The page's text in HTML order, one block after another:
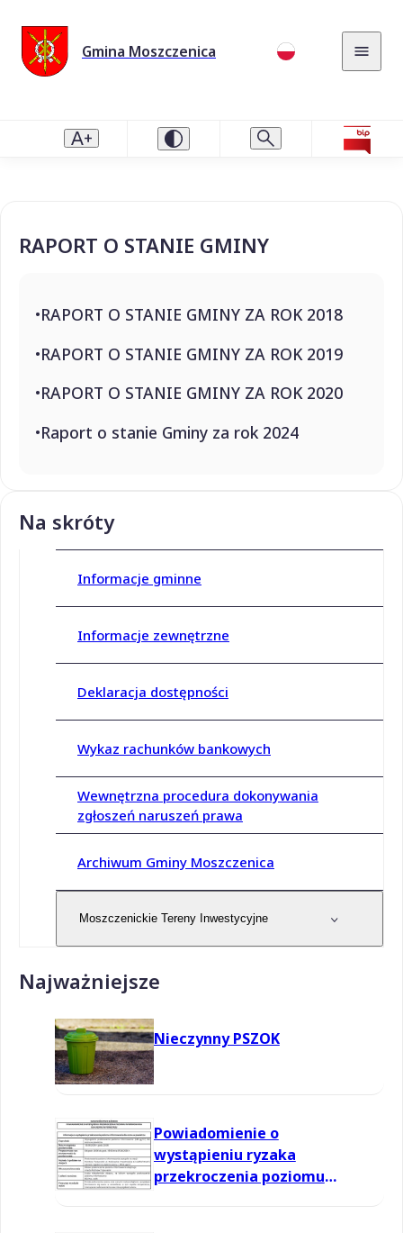
Gmina Moszczenica
RAPORT O STANIE GMINY
RAPORT O STANIE GMINY ZA ROK 2018
RAPORT O STANIE GMINY ZA ROK 2019
RAPORT O STANIE GMINY ZA ROK 2020
Raport o stanie Gminy za rok 2024
Na skróty
Informacje gminne
Informacje zewnętrzne
Deklaracja dostępności
Wykaz rachunków bankowych
Wewnętrzna procedura dokonywania
zgłoszeń naruszeń prawa
Archiwum Gminy Moszczenica
Moszczenickie Tereny Inwestycyjne
Najważniejsze
Nieczynny PSZOK
Powiadomienie o
wystąpieniu ryzaka
przekroczenia poziomu